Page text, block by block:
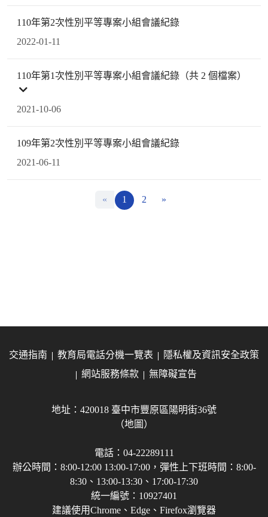
110年第2次性別平等專案小組會議紀錄
2022-01-11
110年第1次性別平等專案小組會議紀錄（共 2 個檔案）
2021-10-06
109年第2次性別平等專案小組會議紀錄
2021-06-11
« 1 2 »
交通指南 教育局電話分機一覽表
隱私權及資訊安全政策
網站服務條款
無障礙宣告
地址：420018 臺中市豐原區陽明街36號
（地圖）
電話：04-22289111
辦公時間：8:00-12:00 13:00-17:00，彈性上下班時間：8:00-
8:30、13:00-13:30、17:00-17:30
統一編號：10927401
建議使用Chrome、Edge、Firefox瀏覽器